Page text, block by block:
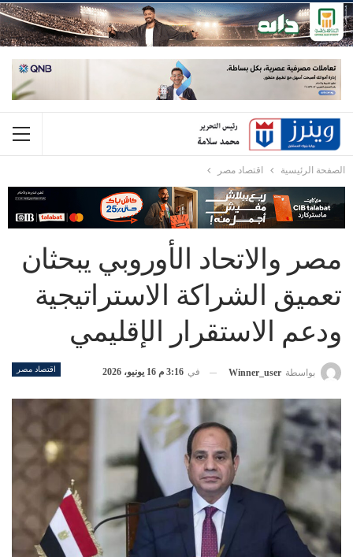
الصفحة الرئيسية اقتصاد مصر
مصر والاتحاد الأوروبي يبحثان
تعميق الشراكة الاستراتيجية
ودعم الاستقرار الإقليمي
اقتصاد مصر بواسطة Winner_user في 3:16 م 16 يونيو، 2026